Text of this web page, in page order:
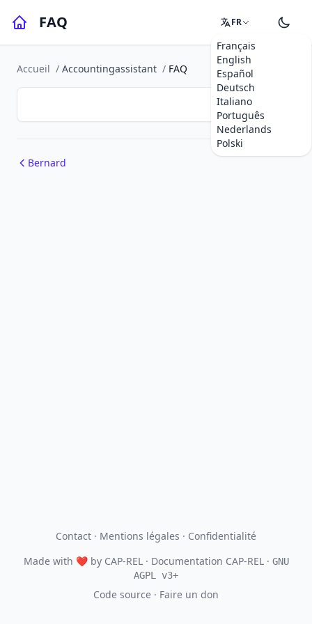
FAQ FR
Français
English
Español
Deutsch
Italiano
Português
Nederlands
Polski
Accueil / Accountingassistant / FAQ
Bernard
Contact · Mentions légales · Confidentialité
Made with ❤by CAP-REL· Documentation CAP-REL · GNU
AGPL v3+
Code source · Faire un don